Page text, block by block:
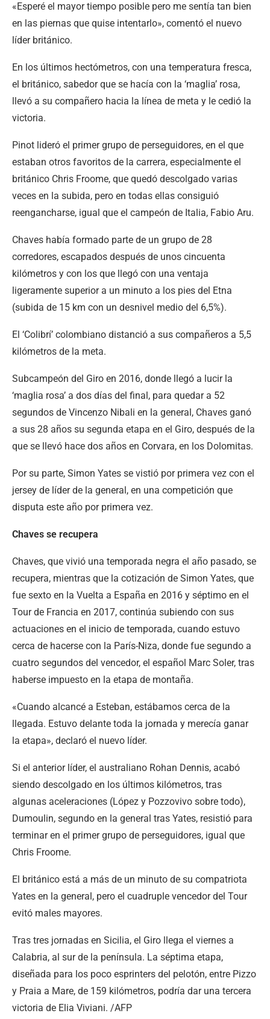
«Esperé el mayor tiempo posible pero me sentía tan bien
en las piernas que quise intentarlo», comentó el nuevo
líder británico.
En los últimos hectómetros, con una temperatura fresca,
el británico, sabedor que se hacía con la ‘maglia’ rosa,
llevó a su compañero hacia la línea de meta y le cedió la
victoria.
Pinot lideró el primer grupo de perseguidores, en el que
estaban otros favoritos de la carrera, especialmente el
británico Chris Froome, que quedó descolgado varias
veces en la subida, pero en todas ellas consiguió
reengancharse, igual que el campeón de Italia, Fabio Aru.
Chaves había formado parte de un grupo de 28
corredores, escapados después de unos cincuenta
kilómetros y con los que llegó con una ventaja
ligeramente superior a un minuto a los pies del Etna
(subida de 15 km con un desnivel medio del 6,5%).
El ‘Colibrí’ colombiano distanció a sus compañeros a 5,5
kilómetros de la meta.
Subcampeón del Giro en 2016, donde llegó a lucir la
‘maglia rosa’ a dos días del final, para quedar a 52
segundos de Vincenzo Nibali en la general, Chaves ganó
a sus 28 años su segunda etapa en el Giro, después de la
que se llevó hace dos años en Corvara, en los Dolomitas.
Por su parte, Simon Yates se vistió por primera vez con el
jersey de líder de la general, en una competición que
disputa este año por primera vez.
Chaves se recupera
Chaves, que vivió una temporada negra el año pasado, se
recupera, mientras que la cotización de Simon Yates, que
fue sexto en la Vuelta a España en 2016 y séptimo en el
Tour de Francia en 2017, continúa subiendo con sus
actuaciones en el inicio de temporada, cuando estuvo
cerca de hacerse con la París-Niza, donde fue segundo a
cuatro segundos del vencedor, el español Marc Soler, tras
haberse impuesto en la etapa de montaña.
«Cuando alcancé a Esteban, estábamos cerca de la
llegada. Estuvo delante toda la jornada y merecía ganar
la etapa», declaró el nuevo líder.
Si el anterior líder, el australiano Rohan Dennis, acabó
siendo descolgado en los últimos kilómetros, tras
algunas aceleraciones (López y Pozzovivo sobre todo),
Dumoulin, segundo en la general tras Yates, resistió para
terminar en el primer grupo de perseguidores, igual que
Chris Froome.
El británico está a más de un minuto de su compatriota
Yates en la general, pero el cuadruple vencedor del Tour
evitó males mayores.
Tras tres jornadas en Sicilia, el Giro llega el viernes a
Calabria, al sur de la península. La séptima etapa,
diseñada para los poco esprinters del pelotón, entre Pizzo
y Praia a Mare, de 159 kilómetros, podría dar una tercera
victoria de Elia Viviani. /AFP